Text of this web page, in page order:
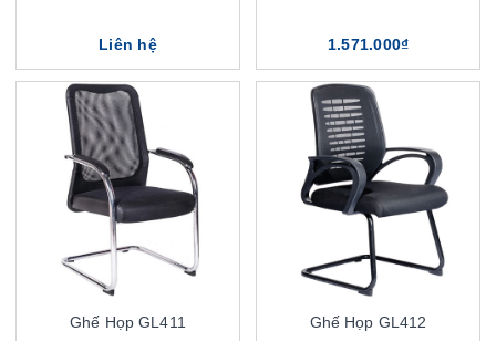
Liên hệ 1.571.000₫
Ghế Họp GL411 Ghế Họp GL412